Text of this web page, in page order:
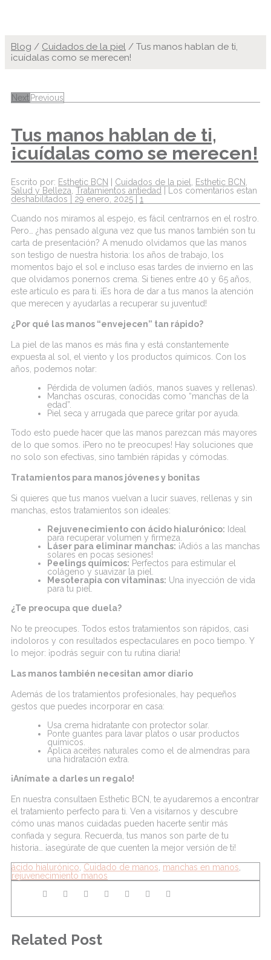
Blog / Cuidados de la piel / Tus manos hablan de ti,
¡cuídalas como se merecen!
Next Previous
Tus manos hablan de ti,
¡cuídalas como se merecen!
Escrito por: Esthetic BCN Cuidados de la piel Esthetic BCN
Salud y Belleza Tratamientos antiedad
Los comentarios estan
deshabilitados
29 enero, 2025
1
Cuando nos miramos al espejo, es fácil centrarnos en el rostro.
Pero… ¿has pensado alguna vez que tus manos también son tu
carta de presentación? A menudo olvidamos que las manos
son testigo de nuestra historia: los años de trabajo, los
momentos bajo el sol e incluso esas tardes de invierno en las
que olvidamos ponernos crema. Si tienes entre 40 y 65 años,
este artículo es para ti. ¡Es hora de dar a tus manos la atención
que merecen y ayudarlas a recuperar su juventud!
¿Por qué las manos “envejecen” tan rápido?
La piel de las manos es más fina y está constantemente
expuesta al sol, el viento y los productos químicos. Con los
años, podemos notar:
Pérdida de volumen (adiós, manos suaves y rellenas).
Manchas oscuras, conocidas como “manchas de la
edad”.
Piel seca y arrugada que parece gritar por ayuda.
Todo esto puede hacer que las manos parezcan más mayores
de lo que somos. ¡Pero no te preocupes! Hay soluciones que
no solo son efectivas, sino también rápidas y cómodas.
Tratamientos para manos jóvenes y bonitas
Si quieres que tus manos vuelvan a lucir suaves, rellenas y sin
manchas, estos tratamientos son ideales:
Rejuvenecimiento con ácido hialurónico: Ideal
para recuperar volumen y firmeza.
Láser para eliminar manchas: ¡Adiós a las manchas
solares en pocas sesiones!
Peelings químicos: Perfectos para estimular el
colágeno y suavizar la piel.
Mesoterapia con vitaminas: Una inyección de vida
para tu piel.
¿Te preocupa que duela?
No te preocupes. Todos estos tratamientos son rápidos, casi
indoloros y con resultados espectaculares en poco tiempo. Y
lo mejor: ¡podrás seguir con tu rutina diaria!
Las manos también necesitan amor diario
Además de los tratamientos profesionales, hay pequeños
gestos que puedes incorporar en casa:
Usa crema hidratante con protector solar.
Ponte guantes para lavar platos o usar productos
químicos.
Aplica aceites naturales como el de almendras para
una hidratación extra.
¡Anímate a darles un regalo!
En nuestra consultaen Esthetic BCN , te ayudaremos a encontrar
el tratamiento perfecto para ti. Ven a visitarnos y descubre
cómo unas manos cuidadas pueden hacerte sentir más
confiada y segura. Recuerda, tus manos son parte de tu
historia… ¡asegúrate de que cuenten la mejor versión de ti!
ácido hialurónico Cuidado de manos manchas en manos
rejuvenecimiento manos
Related Post